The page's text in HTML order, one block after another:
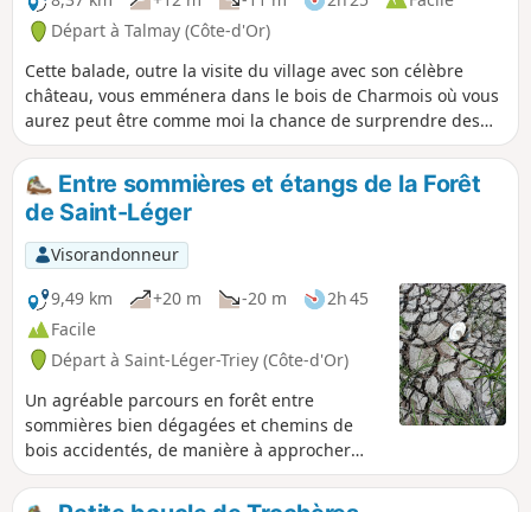
Départ à Talmay (Côte-d'Or)
Cette balade, outre la visite du village avec son célèbre
château, vous emménera dans le bois de Charmois où vous
aurez peut être comme moi la chance de surprendre des
cerfs, hors jours de chasse bien sûr.
Entre sommières et étangs de la Forêt
de Saint-Léger
Visorandonneur
9,49 km
+20 m -20 m
2h 45
Facile
Départ à Saint-Léger-Triey (Côte-d'Or)
Un agréable parcours en forêt entre
sommières bien dégagées et chemins de
bois accidentés, de manière à approcher
deux étangs pour observation de la faune
sauvage.